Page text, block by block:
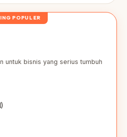
POPULER
untuk bisnis yang serius tumbuh